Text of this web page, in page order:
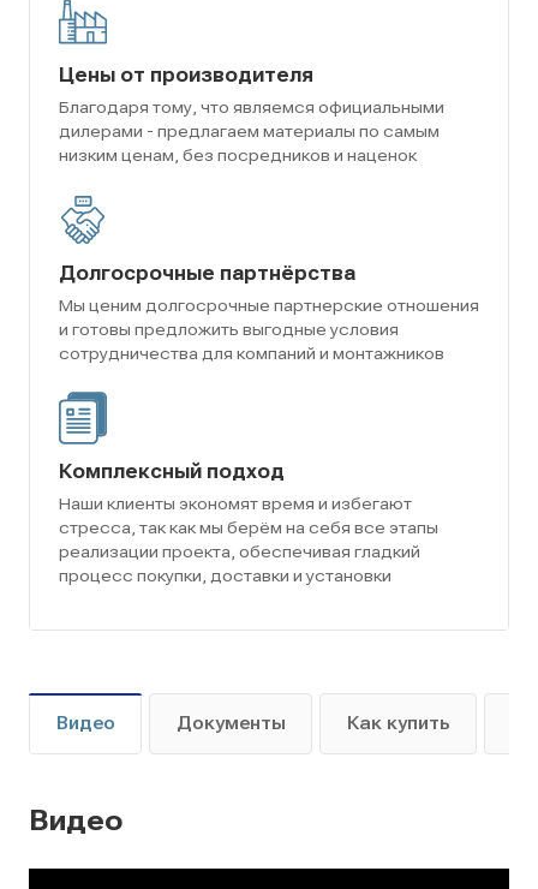
Цены от производителя
Благодаря тому, что являемся официальными
дилерами - предлагаем материалы по самым
низким ценам, без посредников и наценок
Долгосрочные партнёрства
Мы ценим долгосрочные партнерские отношения
и готовы предложить выгодные условия
сотрудничества для компаний и монтажников
Комплексный подход
Наши клиенты экономят время и избегают
стресса, так как мы берём на себя все этапы
реализации проекта, обеспечивая гладкий
процесс покупки, доставки и установки
Видео Документы Как купить
Видео